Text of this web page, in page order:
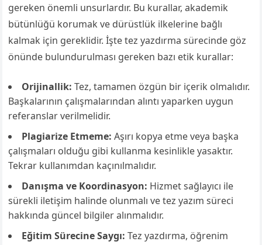
gereken önemli unsurlardır. Bu kurallar, akademik
bütünlüğü korumak ve dürüstlük ilkelerine bağlı
kalmak için gereklidir. İşte tez yazdırma sürecinde göz
önünde bulundurulması gereken bazı etik kurallar:
Orijinallik: Tez, tamamen özgün bir içerik olmalıdır.
Başkalarının çalışmalarından alıntı yaparken uygun
referanslar verilmelidir.
Plagiarize Etmeme: Aşırı kopya etme veya başka
çalışmaları olduğu gibi kullanma kesinlikle yasaktır.
Tekrar kullanımdan kaçınılmalıdır.
Danışma ve Koordinasyon: Hizmet sağlayıcı ile
sürekli iletişim halinde olunmalı ve tez yazım süreci
hakkında güncel bilgiler alınmalıdır.
Eğitim Sürecine Saygı: Tez yazdırma, öğrenim